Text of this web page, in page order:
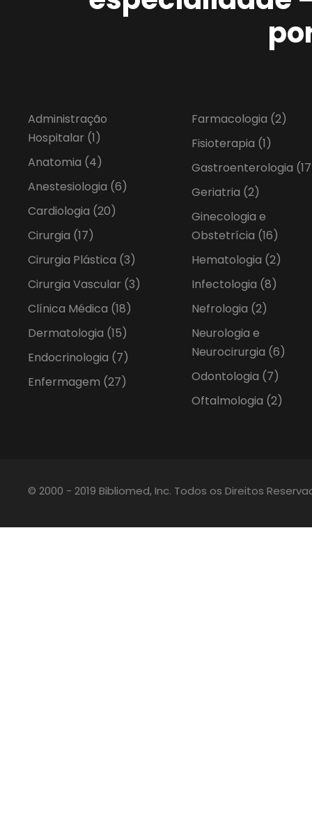
Administração
Hospitalar (1)
Anatomia (4)
Anestesiologia (6)
Cardiologia (20)
Cirurgia (17)
Cirurgia Plástica (3)
Cirurgia Vascular (3)
Clínica Médica (18)
Dermatologia (15)
Endocrinologia (7)
Enfermagem (27)
Farmacologia (2)
Fisioterapia (1)
Gastroenterologia
Geriatria (2)
Ginecologia e
Obstetrícia (16)
Hematologia (2)
Infectologia (8)
Nefrologia (2)
Neurologia e
Neurocirurgia (6)
Odontologia (7)
Oftalmologia (2)
© 2000 - 2019 Bibliomed, Inc. Todos os Direitos